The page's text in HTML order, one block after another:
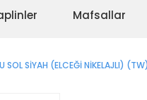
Mafsallar
SİYAH (ELCEĞİ NİKELAJLI)